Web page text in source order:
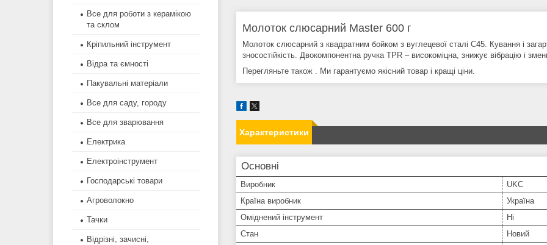
Молоток слюсарний Master 600 г
Молоток слюсарний з квадратним бойком з вуглецевої сталі С45. Кування і
зносостійкість. Двокомпонентна ручка TPR – високоміцна, знижує вібрацію і
Перегляньте також . Ми гарантуємо якісний товар і кращі ціни.
Характеристики
Основні
Виробник
UKC
Країна виробник
Україна
Оміднений інструмент
Ні
Стан
Новий
Все для роботи з керамікою
та склом
Кріпильний інструмент
Відра та ємності
Пакувальні матеріали
Все для саду, городу
Все для зварювання
Електрика
Електроінструмент
Господарські товари
Агроволокно
Тачки
Відрізні, зачисні,